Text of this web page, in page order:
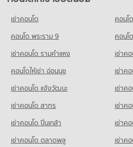
ขายคอนโด รร.นานาชาติเอกมัย
มีคอนโดขาย 8,508 ประกาศ
คอนโด รร.ทรินิตี้ อินเตอร์เนชั่นแนล
คอนโดให้เช่า รร.ทรินิตี้ อินเตอร์เนชั่นแนล
มีคอนโดให้เช่า 45,443 ประกาศ
ขายคอนโด รร.ทรินิตี้ อินเตอร์เนชั่นแนล
มีคอนโดขาย 16,766 ประกาศ
815 โครงการ
คอนโดให้เช่า รร.สายน้ำผึ้ง
คอนโดให้เช่า เมเจอร์ ซีนีเพล็กซ์ เอกมัย
มีคอนโดให้เช่า 45,391 ประกาศ
มีคอนโดขาย 16,370 ประกาศ
คอนโด เจ อเวนิว ทองหล่อ
305 โครงการ
คอนโดให้เช่า เจ อเวนิว ทองหล่อ
มีคอนโดให้เช่า 21,914 ประกาศ
ขายคอนโด เจ อเวนิว ทองหล่อ
มีคอนโดขาย 7,871 ประกาศ
คอนโด บิ๊กซี ซูเปอร์เซ็นเตอร์ เอกมัย
คอนโดให้เช่า ถนนสุขุมวิท
มีคอนโดให้เช่า 74,417 ประกาศ
ขายคอนโด ถนนสุขุมวิท
มีคอนโดขาย 27,145 ประกาศ
คอนโด ซอยเอกมัย (สุขุมวิท 63)
275 โครงการ
คอนโดให้เช่า ซอยเอกมัย (สุขุมวิท 63)
ขายคอนโด ซอยเอกมัย (สุขุมวิท 63)
มีคอนโดขาย 7,663 ประกาศ
คอนโด รพ.กรุงเทพ
626 โครงการ
คอนโดให้เช่า รพ.กรุงเทพ
มีคอนโดให้เช่า 47,509 ประกาศ
ขายคอนโด รพ.กรุงเทพ
มีคอนโดขาย 17,266 ประกาศ
เช่าคอนโด
คอนโ
คอนโด พระราม 9
คอนโ
เช่าคอนโด รามคําแหง
เช่าค
คอนโดให้เช่า อ่อนนุช
เช่าค
เช่าคอนโด แจ้งวัฒนะ
เช่าค
เช่าคอนโด สาทร
เช่าค
เช่าคอนโด ปิ่นเกล้า
เช่าค
เช่าคอนโด ตลาดพลู
เช่าค